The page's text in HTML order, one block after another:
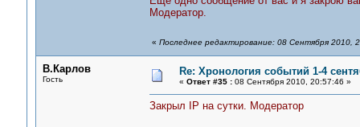
Модератор.
« Последнее редактирование: 08 Сентября 2010,
В.Карлов
Гость
Re: Хронология событий 1-4
« Ответ #35 :08 Сентября 2010, 20:57:46 »
Закрыл IP на сутки. Модератор